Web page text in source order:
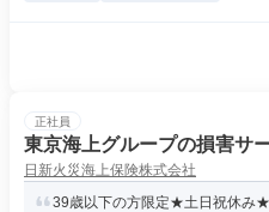
正社員
東京海上グループの損害サ
日新火災海上保険株式会社
39歳以下の方限定★土日祝休み